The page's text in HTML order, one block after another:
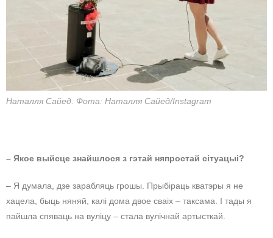
Наталля Сайед. Фота: Наталля Сайед/Instagram
– Якое выйсце знайшлося з гэтай няпростай сітуацыі?
– Я думала, дзе зарабляць грошы. Прыбіраць кватэры я не
хацела, быць няняй, калі дома двое сваіх – таксама. І тады я
пайшла спяваць на вуліцу – стала вулічнай артысткай.